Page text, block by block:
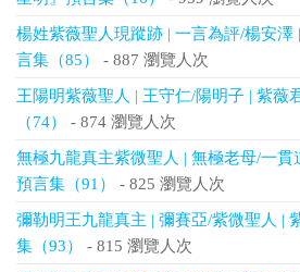
楊姓紫薇聖人現蹤跡 | 一言為評/楊安
言集（85）
- 887 瀏覽人次
王陽明紫薇聖人 | 王守仁/陽明子 | 紫薇
（74）
- 874 瀏覽人次
無極九龍真主紫微聖人 | 無極老母/一貫
預言集（91）
- 825 瀏覽人次
彌勒明王九龍真主 | 彌賽亞/紫微聖人 |
集（93）
- 815 瀏覽人次